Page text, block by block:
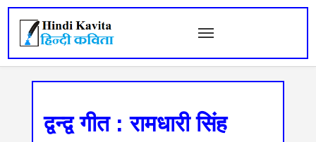
द्वन्द्व गीत : रामधारी सिंह